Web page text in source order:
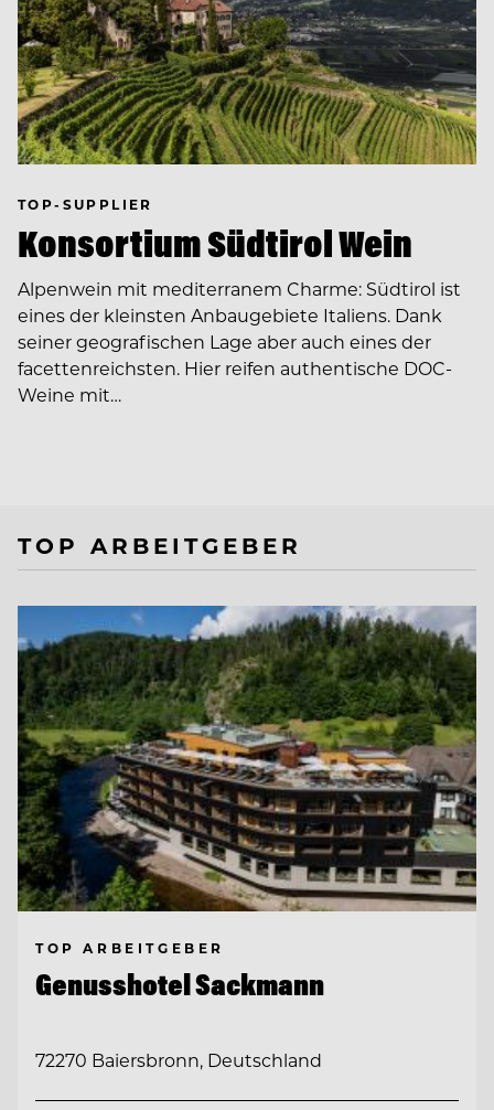
TOP-SUPPLIER
Konsortium Südtirol Wein
Alpenwein mit mediterranem Charme: Südtirol ist
eines der kleinsten Anbaugebiete Italiens. Dank
seiner geografischen Lage aber auch eines der
facettenreichsten. Hier reifen authentische DOC-
Weine mit…
TOP ARBEITGEBER
TOP ARBEITGEBER
Genusshotel Sackmann
72270 Baiersbronn, Deutschland